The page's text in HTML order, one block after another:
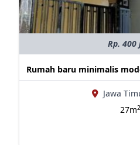
Rp. 400
Rumah baru minimalis
Jawa
27m2